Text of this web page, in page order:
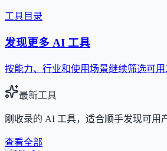
工具目录
发现更多 AI 工具
按能力、行业和使用场景继续筛选可用
最新工具
刚收录的 AI 工具，适合顺手发现可用
查看全部